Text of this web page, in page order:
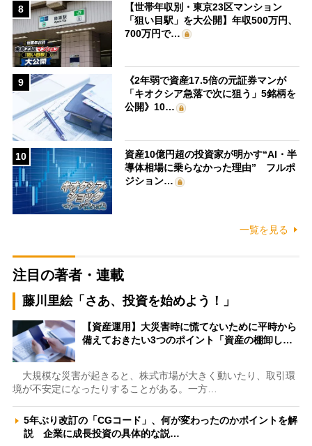
8
【世帯年収別・東京23区マンション
「狙い目駅」を大公開】年収500万円、
700万円で…
9
《2年弱で資産17.5倍の元証券マンが
「キオクシア急落で次に狙う」5銘柄を
公開》10…
10
資産10億円超の投資家が明かす“AI・半
導体相場に乗らなかった理由” フルポ
ジション…
一覧を見る
注目の著者・連載
藤川里絵「さあ、投資を始めよう！」
【資産運用】大災害時に慌てないために平時から
備えておきたい3つのポイント「資産の棚卸し…
大規模な災害が起きると、株式市場が大きく動いたり、取引環
境が不安定になったりすることがある。一方…
5年ぶり改訂の「CGコード」、何が変わったのかポイントを解
説 企業に成長投資の具体的な説…